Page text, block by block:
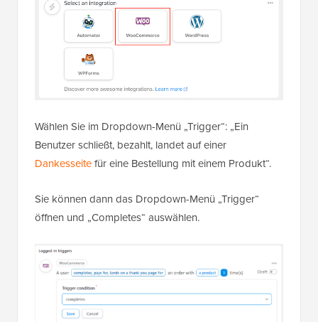
Wählen Sie im Dropdown-Menü „Trigger“: „Ein
Benutzer schließt, bezahlt, landet auf einer
Dankesseitefür eine Bestellung mit einem Produkt“.
Sie können dann das Dropdown-Menü „Trigger“
öffnen und „Completes“ auswählen.